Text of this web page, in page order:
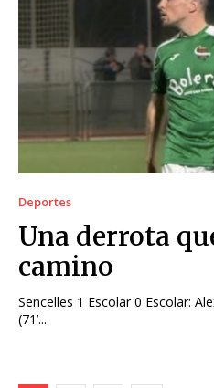
Deportes
Una derrota
camino
Sencelles 1 Escolar 0 Escolar: Alexis Leonel, Jaume Torres
(71’...